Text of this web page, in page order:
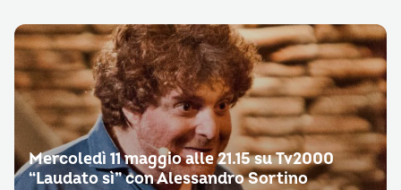
Mercoledì 11 maggio alle 21.15 su Tv2000
“Laudato sì” con Alessandro Sortino